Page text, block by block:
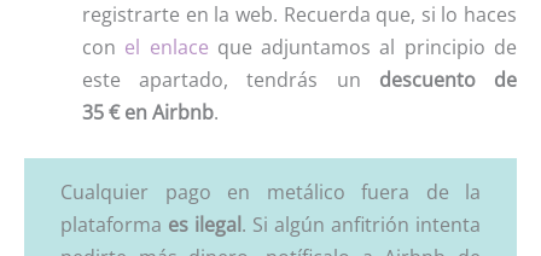
registrarte en la web. Recuerda que, si lo haces
con el enlace que adjuntamos al principio de
este apartado, tendrás un descuento de
35€ en Airbnb.
Cualquier pago en metálico fuera de la
plataforma es ilegal. Si algún anfitrión intenta